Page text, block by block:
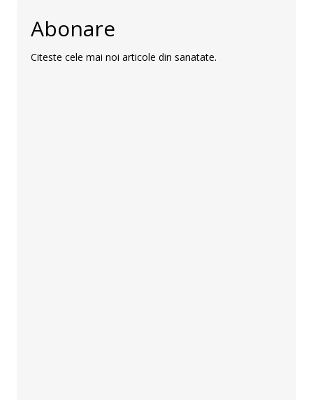
Abonare
Citeste cele mai noi articole din sanatate.